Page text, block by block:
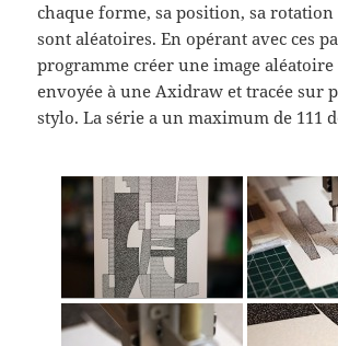
chaque forme, sa position, sa rotation
sont aléatoires. En opérant avec ces
programme créer une image
envoyée à une Axidraw et tracée sur
stylo. La série a un maximum de 111